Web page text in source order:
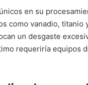
en su
como vanadio,
un desgaste
requeriría equipos